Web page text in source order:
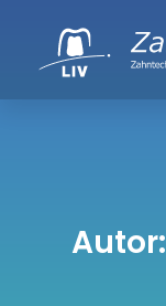
Autor: